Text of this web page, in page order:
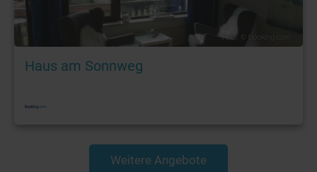
Foto: © booking.com
Haus am Sonnweg
Weitere Angebote